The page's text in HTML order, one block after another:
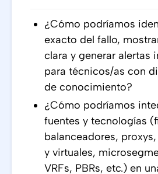
¿Cómo podríamos
exacto del fallo,
clara y generar alertas
para técnicos/as con
de conocimiento?
¿Cómo podríamos
fuentes y tecnologías
balanceadores,
y virtuales,
VRFs, PBRs, etc.) en